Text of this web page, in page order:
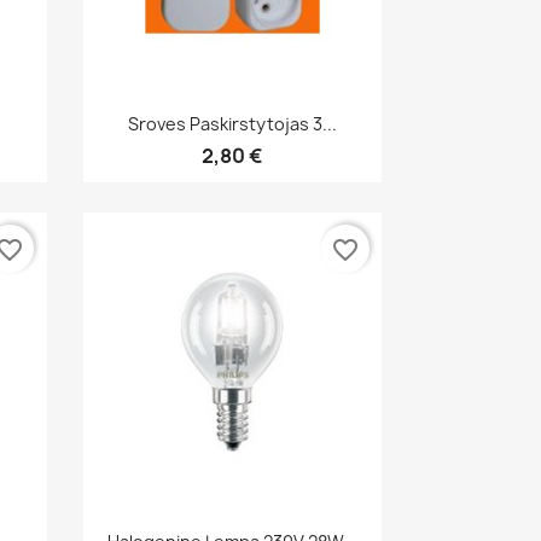
Greita peržiūra
Sroves Paskirstytojas 3...
2,80 €
favorite_border